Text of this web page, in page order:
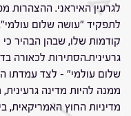
לגרעין האיראני. ההצהרות
לתפקיד "עושה שלום
קודמות שלו, שבהן הבהיר
גרעינית.הסתירות לכאורה
שלום עולמי" – לצד עמדתו
ממנה להיות מדינה
מדיניות החוץ האמריקאית,